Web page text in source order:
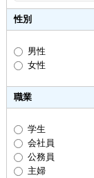
性別
男性
女性
職業
学生
会社員
公務員
主婦